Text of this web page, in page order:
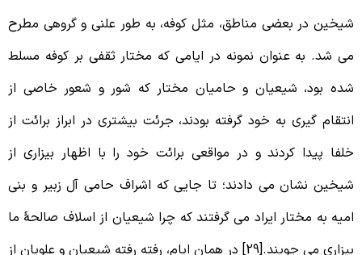
در بعضی مناطق، مثل کوفه، به طور علنی و گروهی مطرح
شد. به عنوان نمونه در ایامی که مختار ثقفی بر کوفه مسلط
بود، شیعیان و حامیان مختار که شور و شعور خاصی از
گیری به خود گرفته بودند، جرئت بیشتری در ابراز برائت از
پیدا کردند و در مواقعی برائت خود را با اظهار بیزاری از
نشان می دادند؛ تا جایی که اشراف حامی آل زبیر و بنی
به مختار ایراد می گرفتند که چرا شیعیان از اسلاف صالحۀ ما
بیزاری می جویند.[29] در همان ایام، رفته رفته شیعیان و علویان از